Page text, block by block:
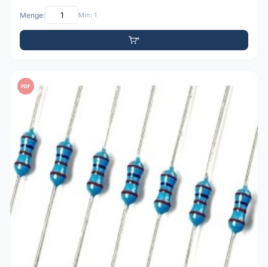
Menge: Min: 1
PDF